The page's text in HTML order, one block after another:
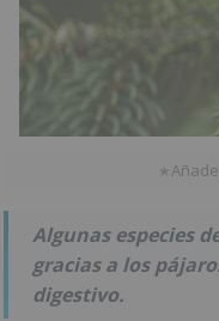
★Añade
Algunas especies
gracias a los
digestivo.